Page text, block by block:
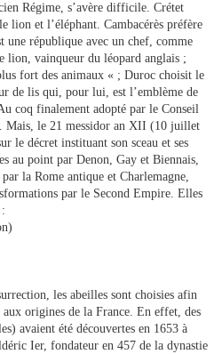
Régime, s’avère difficile. Crétet
lion et l’éléphant. Cambacérès préfère
une république avec un chef, comme
lion, vainqueur du léopard anglais ;
fort des animaux « ; Duroc choisit le
de lis qui, pour lui, est l’emblème de
coq finalement adopté par le Conseil
Mais, le 21 messidor an XII (10 juillet
le décret instituant son sceau et ses
au point par Denon, Gay et Biennais,
la Rome antique et Charlemagne,
par le Second Empire. Elles
les abeilles sont choisies afin
origines de la France. En effet, des
avaient été découvertes en 1653 à
Ier, fondateur en 457 de la dynastie